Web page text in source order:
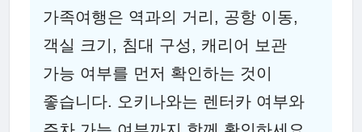
가족여행은 역과의 거리, 공항 이동,
객실 크기, 침대 구성, 캐리어 보관
가능 여부를 먼저 확인하는 것이
좋습니다. 오키나와는 렌터카 여부와